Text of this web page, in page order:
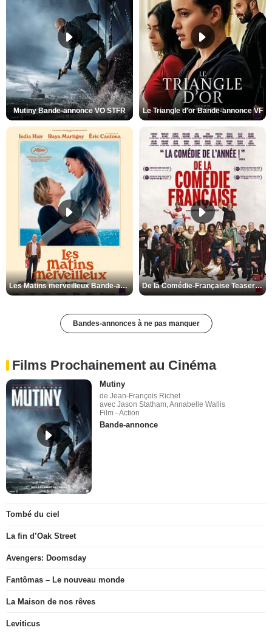
Mutiny Bande-annonce VO STFR Le Triangle d'or Bande-annonce VF
Les Matins merveilleux Bande-annonce VF De la Comédie-Française Teaser VF
Bandes-annonces à ne pas manquer
Films Prochainement au Cinéma
Mutiny
de Jean-François Richet
avec Jason Statham, Annabelle Wallis
Film - Action
Bande-annonce
Tombé du ciel
La fin d’Oak Street
Avengers: Doomsday
Fantômas – Le nouveau monde
La Maison de nos rêves
Leviticus